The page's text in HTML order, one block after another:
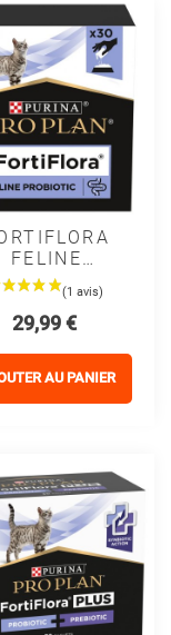
FELINE
CHAT -
PROPLAN
Prix
29,99 €
AU PANIER